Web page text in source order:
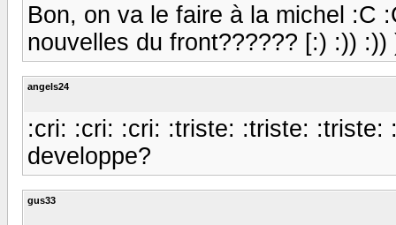
Bon, on va le faire à la michel :C
nouvelles du front?????? [:) :)) :))
angels24
:cri: :cri: :cri: :triste: :triste:
developpe?
gus33